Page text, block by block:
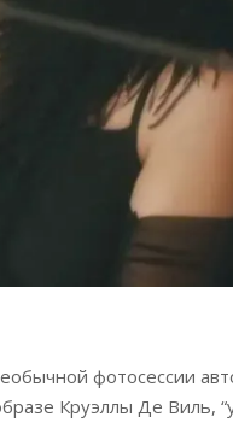
фотосессии
Круэллы Де Виль,